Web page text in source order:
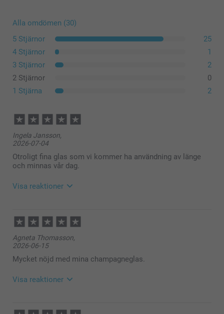
Alla omdömen (30)
5 Stjärnor
25
4 Stjärnor
1
3 Stjärnor
2
2 Stjärnor
0
1 Stjärna
2
Ingela Jansson,
2026-07-04
Otroligt fina glas som vi kommer ha användning av länge
och minnas vår dag.
Visa reaktioner
12:21
Hej Ingela,
Så härligt att läsa, tack för ditt fina omdöme. Det ska
vara enkelt, smart och roligt att beställa dina valda
fotoprodukter - med ett fint resultat. Vi är glada att
du är nöjd med champagneglasen och vår service.
Agneta Thomasson,
2026-06-15
Mycket nöjd med mina champagneglas.
Visa reaktioner